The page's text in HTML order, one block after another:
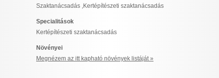
Data Deletion Data Access Privacy Policy
Szaktanácsadás ,Kertépítészeti szaktanácsadás
Specialitások
Kertépítészeti szaktanácsadás
Növényei
Megnézem az itt kapható növények listáját »